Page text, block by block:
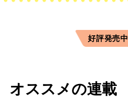
好評発売中
オススメの連載